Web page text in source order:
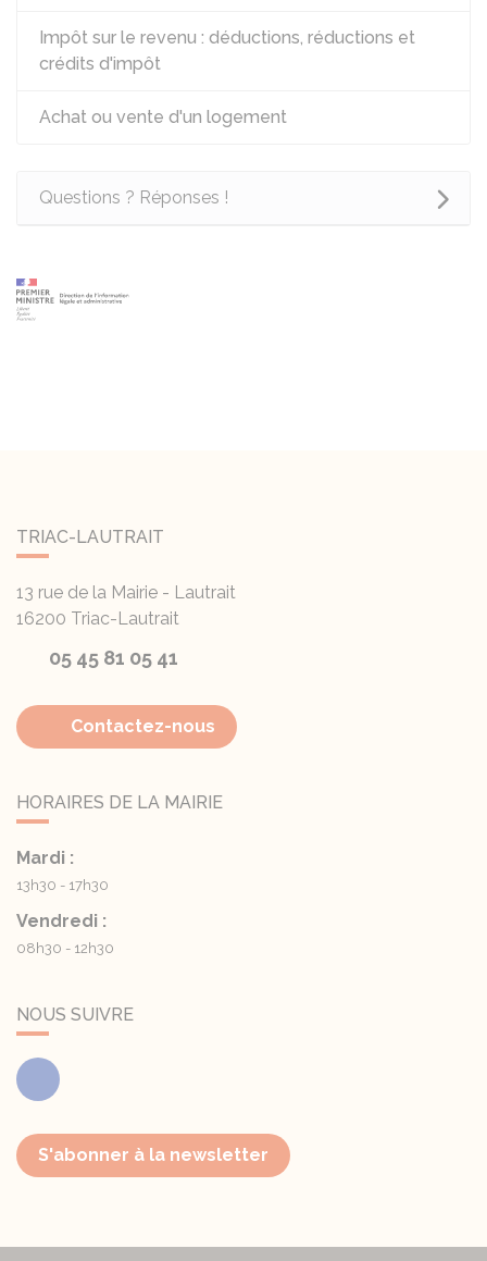
Impôt sur le revenu : déductions, réductions et
crédits d'impôt
Achat ou vente d'un logement
Questions ? Réponses !
TRIAC-LAUTRAIT
13 rue de la Mairie - Lautrait
16200 Triac-Lautrait
05 45 81 05 41
Contactez-nous
HORAIRES DE LA MAIRIE
Mardi :
13h30 - 17h30
Vendredi :
08h30 - 12h30
NOUS SUIVRE
Facebook
S'abonner à la newsletter